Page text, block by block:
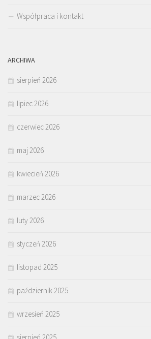
Współpraca i kontakt
ARCHIWA
sierpień 2026
lipiec 2026
czerwiec 2026
maj 2026
kwiecień 2026
marzec 2026
luty 2026
styczeń 2026
listopad 2025
październik 2025
wrzesień 2025
sierpień 2025